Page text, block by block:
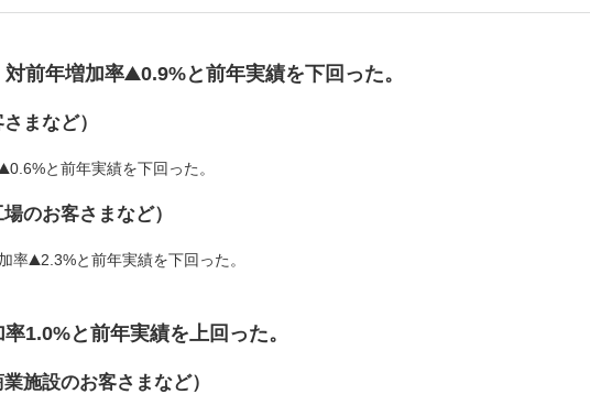
前年増加率 0.9%と前年実績を下回った。
まなど）
0.6%と前年実績を下回った。
のお客さまなど）
率 2.3%と前年実績を下回った。
1.0%と前年実績を上回った。
施設のお客さまなど）